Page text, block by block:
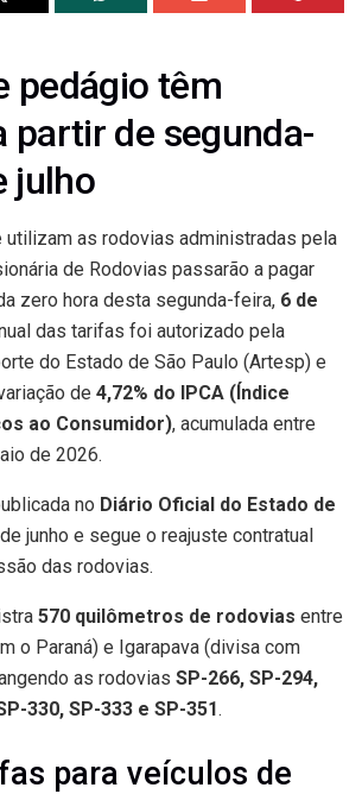
pedágio têm
partir de segunda-
julho
as rodovias administradas pela
de Rodovias passarão a pagar
zero hora desta segunda-feira, 6 de
das tarifas foi autorizado pela
do Estado de São Paulo (Artesp) e
de 4,72% do IPCA (Índice
ao Consumidor), acumulada entre
de 2026.
no Diário Oficial do Estado de
junho e segue o reajuste contratual
das rodovias.
570 quilômetros de rodovias entre
o Paraná) e Igarapava (divisa com
as rodovias SP-266, SP-294,
330, SP-333 e SP-351.
para veículos de